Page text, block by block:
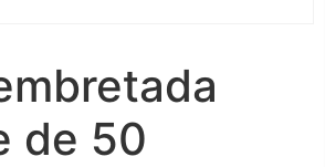
de 50